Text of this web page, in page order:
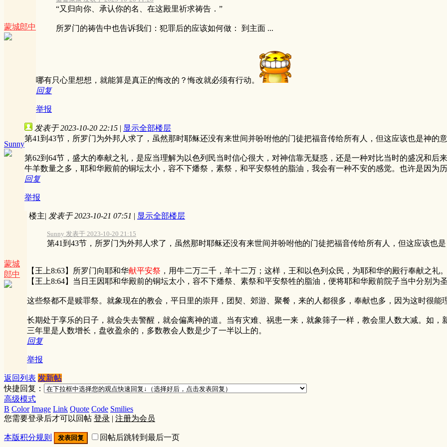
蒙城郎中
“又归向你、承认你的名、在这殿里祈求祷告．”
所罗门的祷告中也告诉我们：犯罪后的应该如何做： 到主面 ...
哪有只心里想想，就能算是真正的悔改的？悔改就必须有行动。
回复
举报
Sunny
发表于 2023-10-20 22:15 | 显示全部楼层
第41到43节，所罗门为外邦人求了，虽然那时耶稣还没有来世间并吩咐他的门徒把福音传给所有人，但这应该也是神的
第62到64节，盛大的奉献之礼，是应当理解为以色列民当时信心很大，对神信靠无疑惑，还是一种对比当时的盛况和后
牛羊数量之多，耶和华殿前的铜坛太小，容不下燔祭，素祭，和平安祭牲的脂油，我会有一种不安的感觉。也许是因为
回复
举报
蒙城
郎中
楼主| 发表于 2023-10-21 07:51 | 显示全部楼层
Sunny 发表于 2023-10-20 21:15
第41到43节，所罗门为外邦人求了，虽然那时耶稣还没有来世间并吩咐他的门徒把福音传给所有人，但这应该也是
【王上8:63】所罗门向耶和华献平安祭 ，用牛二万二千，羊十二万；这样，王和以色列众民，为耶和华的殿行奉献之礼
【王上8:64】当日王因耶和华殿前的铜坛太小，容不下燔祭、素祭和平安祭牲的脂油，便将耶和华殿前院子当中分别为
这些祭都不是赎罪祭。就象现在的教会，平日里的崇拜，团契、郊游、聚餐，来的人都很多，奉献也多，因为这时很
长期处于享乐的日子，就会失去警醒，就会偏离神的道。当有灾难、祸患一来，就象筛子一样，教会里人数大减。如
三年里是人数增长，盘收盈余的，多数教会人数是少了一半以上的。
回复
举报
返回列表 发新帖
快捷回复：
高级模式
B Color Image Link Quote Code Smilies
您需要登录后才可以回帖 登录 | 注册为会员
本版积分规则 发表回复 回帖后跳转到最后一页